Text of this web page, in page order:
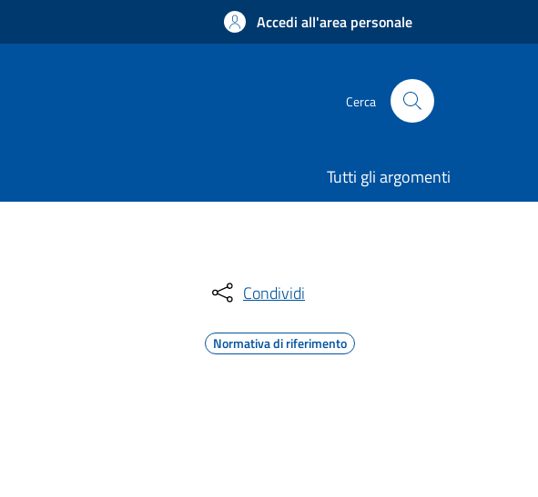
Accedi all'area personale
Cerca
Tutti gli argomenti
Condividi
Normativa di riferimento